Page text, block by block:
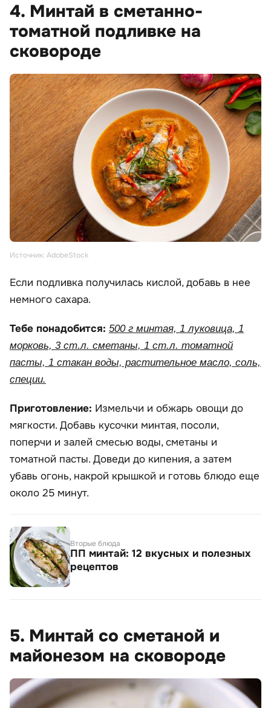
4. Минтай в сметанно-
томатной подливке на
сковороде
Источник: AdobeStock
Если подливка получилась кислой, добавь в нее
немного сахара.
Тебе понадобится: 500 г минтая, 1 луковица, 1
морковь, 3 ст.л. сметаны, 1 ст.л. томатной
пасты, 1 стакан воды, растительное масло, соль,
специи.
Приготовление: Измельчи и обжарь овощи до
мягкости. Добавь кусочки минтая, посоли,
поперчи и залей смесью воды, сметаны и
томатной пасты. Доведи до кипения, а затем
убавь огонь, накрой крышкой и готовь блюдо еще
около 25 минут.
Вторые блюда
ПП минтай: 12 вкусных и полезных
рецептов
5. Минтай со сметаной и
майонезом на сковороде